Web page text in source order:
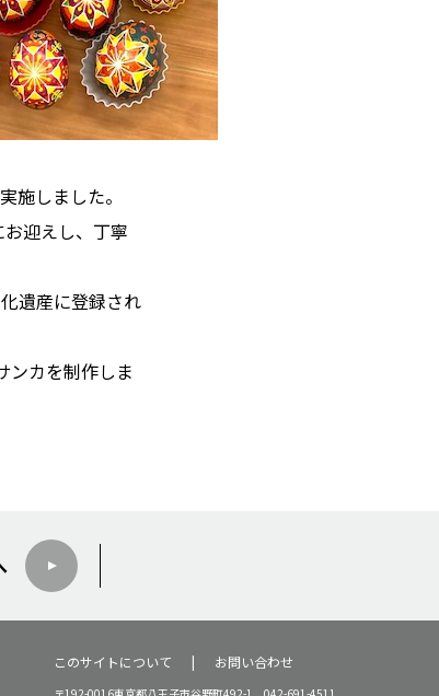
施しました。
迎えし、丁寧
遺産に登録され
ンカを制作しま
このサイトについて お問い合わせ